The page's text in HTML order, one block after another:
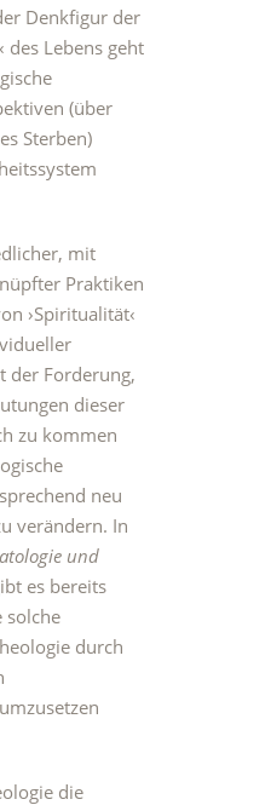
Denkfigur der
des Lebens geht
(über
Sterben)
mit
Praktiken
›Spiritualität‹
der Forderung,
dieser
zu kommen
neu
verändern. In
und
es bereits
solche
durch
die